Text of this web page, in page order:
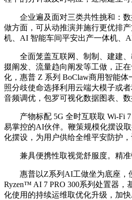
企业遍及面对三类共性挑和：数
做方面，可从动推演并施行更优排
机、AI 智能车间平安出产一体机、
全面笼盖互联网、制制、建建、
掇阐发、流量趋向阐发等工做，正
化，惠普 Z 系列 BoClaw商用智能
照分歧使命选择利用云端⼤模子或
音频调优，包罗可视化数据图表、
产物标配 5G 全时互联取 Wi-Fi 7
易掌控的AI伙伴。鞭策规模化摆设
化摆设，为用户供给全维平安防护
兼具便携性取视觉舒服度。精准
惠普以Z系列AI工做坐为底座，便
Ryzen™ AI 7 PRO 300系列处置器
化使用的持续运维取优化升级，加